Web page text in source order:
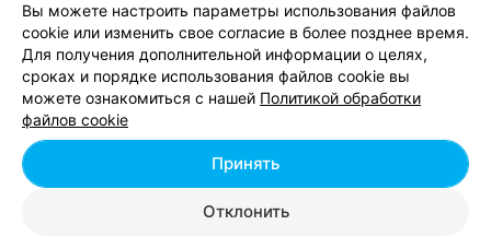
актуальными в послеродовый период. Портал relax.by
собрал в данном разделе список магазинов одежды для
беременных в Гродно, среди которых вы непременно
найдете наиболее подходящую. Также у нас собрана вся
необходимая информация: точные адреса, схемы проездов,
а также контактные телефоны, позвонив по которым, вы
сможете узнать график работы магазина.
Смотрите также в нашем каталоге:магазины для детей в
Вы можете настроить параметры использования файлов
cookie или изменить свое согласие в более позднее время.
Для получения дополнительной информации о целях,
сроках и порядке использования файлов cookie вы
можете ознакомиться с нашей Политикой обработки
файлов cookie
Отклонить
Принять